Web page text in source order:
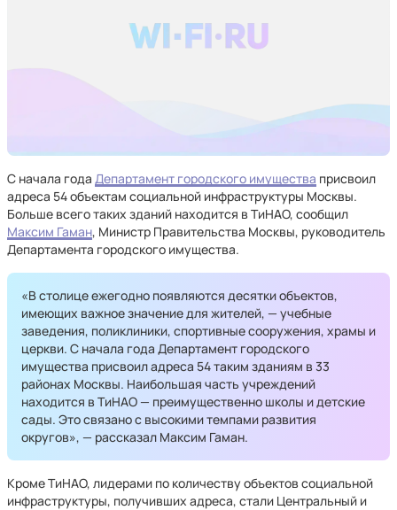
С начала года Департамент городского имущества присвоил
адреса 54 объектам социальной инфраструктуры Москвы.
Больше всего таких зданий находится в ТиНАО, сообщил
Максим Гаман, Министр Правительства Москвы, руководитель
Департамента городского имущества.
«В столице ежегодно появляются десятки объектов,
имеющих важное значение для жителей, — учебные
заведения, поликлиники, спортивные сооружения, храмы и
церкви. С начала года Департамент городского
имущества присвоил адреса 54 таким зданиям в 33
районах Москвы. Наибольшая часть учреждений
находится в ТиНАО — преимущественно школы и детские
сады. Это связано с высокими темпами развития
округов», — рассказал Максим Гаман.
Кроме ТиНАО, лидерами по количеству объектов социальной
инфраструктуры, получивших адреса, стали Центральный и